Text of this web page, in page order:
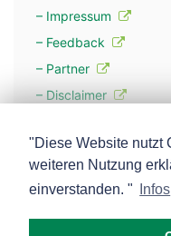
– Impressum
– Feedback
– Partner
– Disclaimer
– Werbung
– Mehr über unsere
"Diese Website nutzt
weiteren Nutzung
einverstanden. "
Infos